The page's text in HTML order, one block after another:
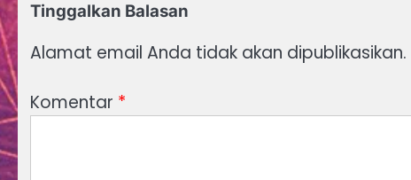
Tinggalkan Balasan
Alamat email Anda tidak akan dipublikasikan.
Komentar *